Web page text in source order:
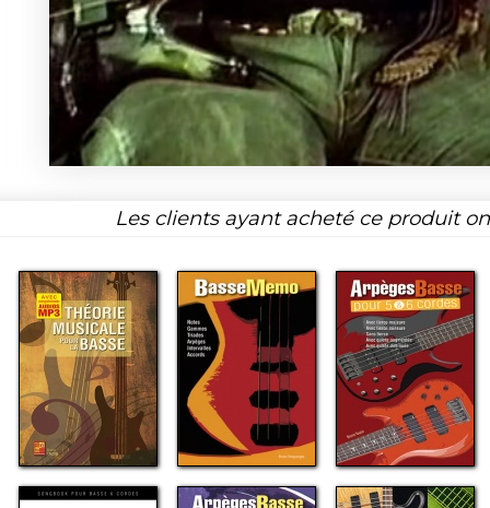
Les clients ayant acheté ce produit